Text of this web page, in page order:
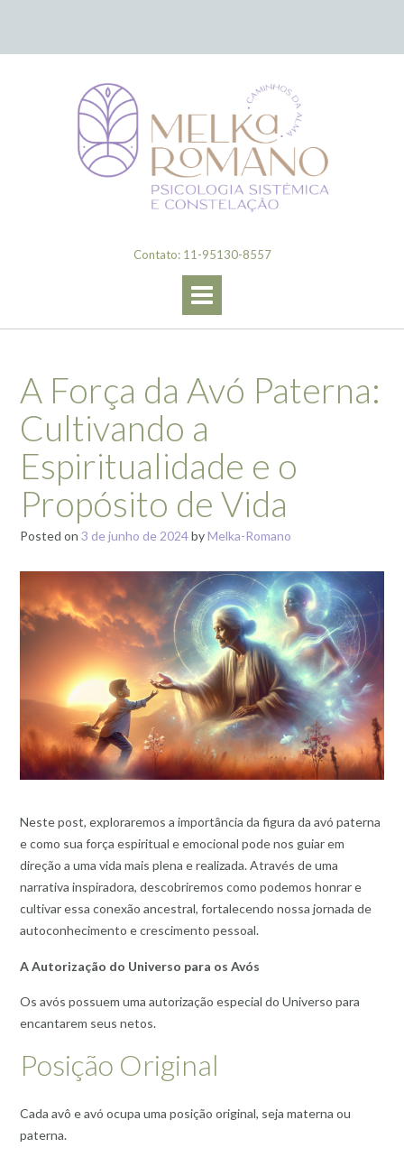
Contato: 11-95130-8557
A Força da Avó Paterna:
Cultivando a
Espiritualidade e o
Propósito de Vida
Posted on 3 de junho de 2024byMelka-Romano
Neste post, exploraremos a importância da figura da avó paterna
e como sua força espiritual e emocional pode nos guiar em
direção a uma vida mais plena e realizada. Através de uma
narrativa inspiradora, descobriremos como podemos honrar e
cultivar essa conexão ancestral, fortalecendo nossa jornada de
autoconhecimento e crescimento pessoal.
A Autorização do Universo para os Avós
Os avós possuem uma autorização especial do Universo para
encantarem seus netos.
Posição Original
Cada avô e avó ocupa uma posição original, seja materna ou
paterna.